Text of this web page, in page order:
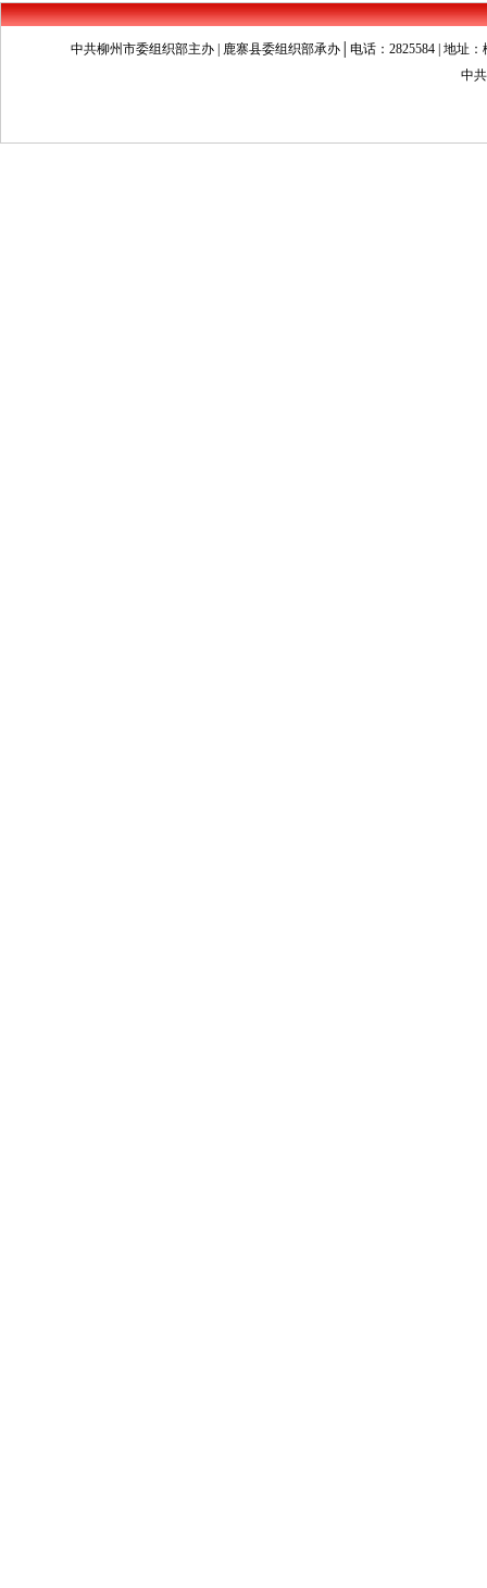
中共柳州市委组织部主办 | 鹿寨县委组织部承办│电话：2825584 | 地址
中